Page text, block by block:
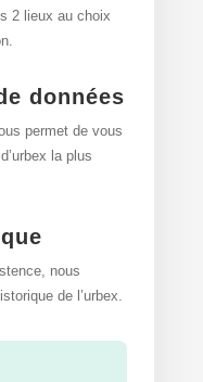
2 lieux au choix
données
permet de vous
la plus
nous
de l’urbex.